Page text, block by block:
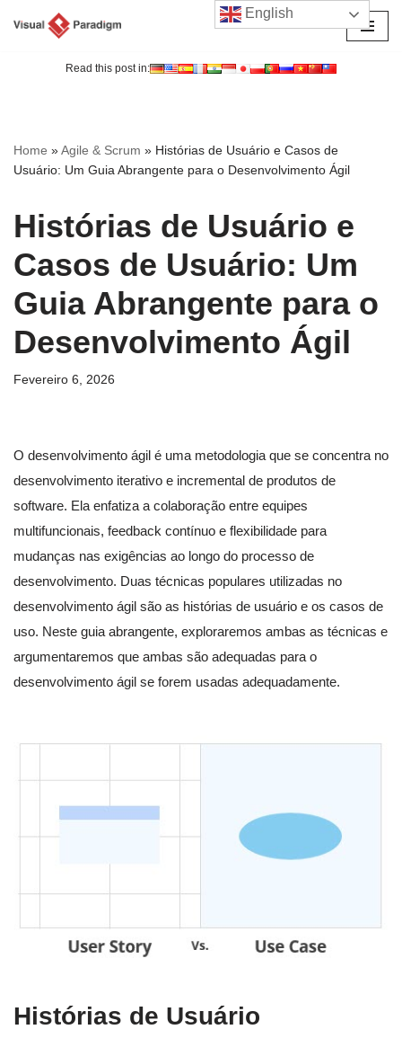
Read this post in:
Home »Agile & Scrum » Histórias de Usuário e Casos de
Usuário: Um Guia Abrangente para o Desenvolvimento Ágil
Histórias de Usuário e
Casos de Usuário: Um
Guia Abrangente para o
Desenvolvimento Ágil
Fevereiro 6, 2026
O desenvolvimento ágil é uma metodologia que se concentra no
desenvolvimento iterativo e incremental de produtos de
software. Ela enfatiza a colaboração entre equipes
multifuncionais, feedback contínuo e flexibilidade para
mudanças nas exigências ao longo do processo de
desenvolvimento. Duas técnicas populares utilizadas no
desenvolvimento ágil são as histórias de usuário e os casos de
uso. Neste guia abrangente, exploraremos ambas as técnicas e
argumentaremos que ambas são adequadas para o
desenvolvimento ágil se forem usadas adequadamente.
Histórias de Usuário
English